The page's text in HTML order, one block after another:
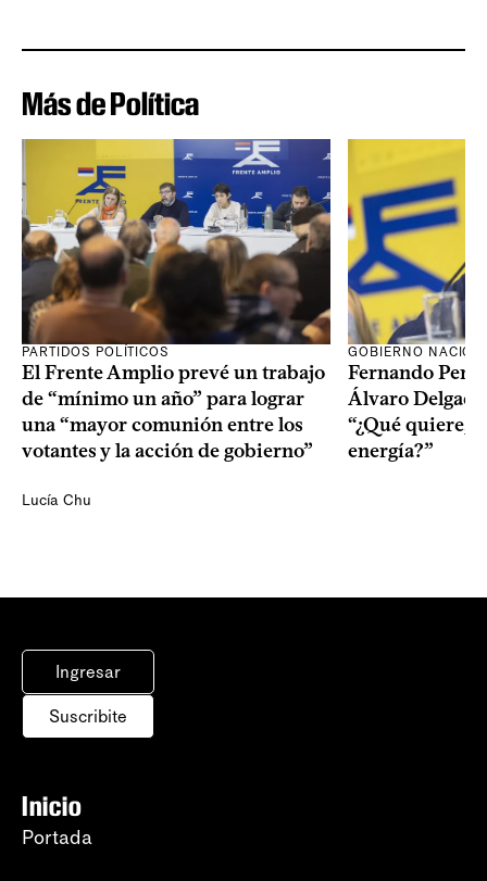
Más de Política
PARTIDOS POLÍTICOS
El Frente Amplio prevé un trabajo
de “mínimo un año” para lograr
una “mayor comunión entre los
votantes y la acción de gobierno”
Lucía Chu
GOBIERNO
Fernando
Álvaro
“¿Qué quiere,
energía?”
Ingresar
Suscribite
Inicio
Portada